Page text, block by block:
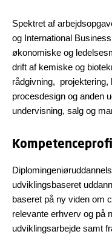
Spektret af
og International
økonomiske og
drift af kemiske og
rådgivning, projektering,
procesdesign og anden
undervisning, salg og
udviklingsbaseret
baseret på ny viden om
relevante erhverv og på
udviklingsarbejde samt